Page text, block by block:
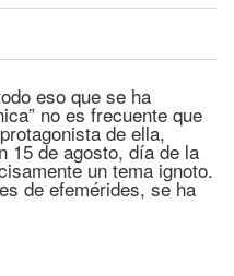
eso que se ha
no es frecuente que
de ella,
15 de agosto, día de la
un tema ignoto.
de efemérides, se ha